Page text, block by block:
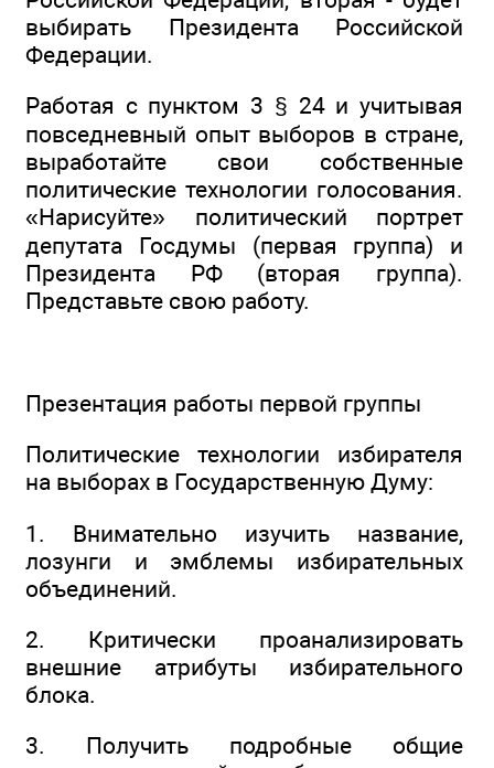
выбирать Президента Российской
Федерации.
Работая с пунктом 3 § 24 и учитывая
повседневный опыт выборов в стране,
выработайте свои собственные
политические технологии голосования.
«Нарисуйте» политический портрет
депутата Госдумы (первая группа) и
Президента РФ (вторая группа).
Представьте свою работу.
Презентация работы первой группы
Политические технологии избирателя
на выборах в Государственную Думу:
1. Внимательно изучить название,
лозунги и эмблемы избирательных
объединений.
2. Критически проанализировать
внешние атрибуты избирательного
блока.
3. Получить подробные общие